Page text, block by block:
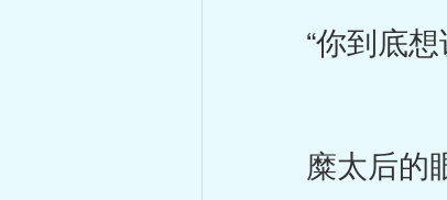
“你到底想说
糜太后的眼